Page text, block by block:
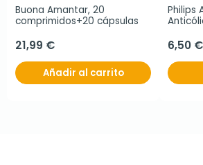
Buona Amantar, 20
comprimidos+20 cápsulas
21,99 €
Añadir al carrito
Philips
6,50 €